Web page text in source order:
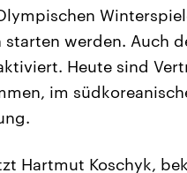
starten werden. Auch
Heute sind
im
Hartmut Koschyk,